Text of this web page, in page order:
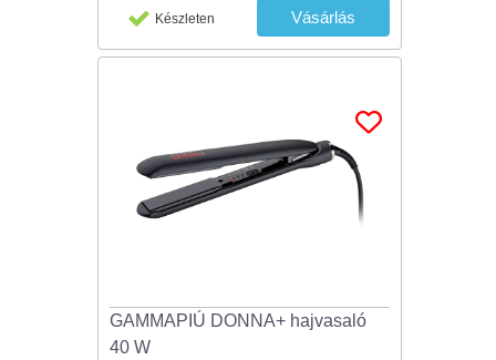
Készleten
GAMMAPIÚ DONNA+ hajvasaló
40 W